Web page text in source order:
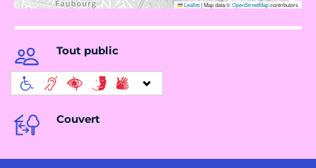
Leaflet|Map data ©OpenStreetMapcontributors
Tout public
Couvert